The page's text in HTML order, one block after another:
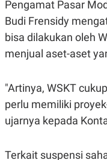
Pengamat Pasar
Budi Frensidy
bisa dilakukan oleh
menjual aset-aset
"Artinya, WSKT
perlu memiliki
ujarnya kepada
Terkait suspensi